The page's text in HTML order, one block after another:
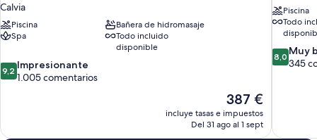
Calvia
Piscina
Bañera de hidromasaje
Spa
Todo incluido
disponible
9.2
sobre
9,2 Impresionante
1.005 comentarios
El
precio
actual
387 €
incluye tasas e impuestos
Del 31 ago al 1 sept
Piscina
Todo
8.0
sobre
8,0 Muy
345